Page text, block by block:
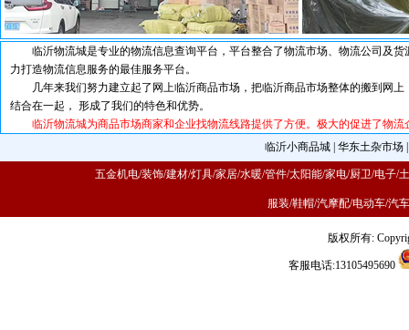
临沂物流城是专业的物流信息查询平台，平台整合了物流市场、物流公司及货
力打造物流信息服务的最佳服务平台。
几年来我们努力建立起了网上临沂商品市场，把临沂商品市场整体的搬到网上
结合在一起， 形成了我们的特色和优势。
临沂物流城为商品市场商家和企业找物流线路提供了方便。极大的促进了物流
临沂小商品城 |华东土杂市场
五金机电/装饰/建材/灯具/家居/水暖/管件/太阳能/家电/厨卫/电子/
服装/鞋帽/汽摩配/电动车/汽
版权所有:
客服电话:13105495690